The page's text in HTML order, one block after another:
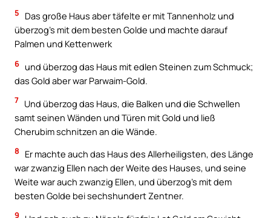
5
Das große Haus aber täfelte er mit Tannenholz und
überzog’s mit dem besten Golde und machte darauf
Palmen und Kettenwerk
6 und überzog das Haus mit edlen Steinen zum Schmuck;
das Gold aber war Parwaim-Gold.
7 Und überzog das Haus, die Balken und die Schwellen
samt seinen Wänden und Türen mit Gold und ließ
Cherubim schnitzen an die Wände.
8
Er machte auch das Haus des Allerheiligsten, des Länge
war zwanzig Ellen nach der Weite des Hauses, und seine
Weite war auch zwanzig Ellen, und überzog’s mit dem
besten Golde bei sechshundert Zentner.
9